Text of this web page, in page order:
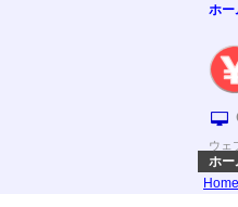
ホー
ウェ
ホー
Home